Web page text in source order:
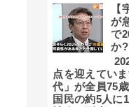
【
が
で
か?
点を迎えてい
代」が全員75
国民の約5人に